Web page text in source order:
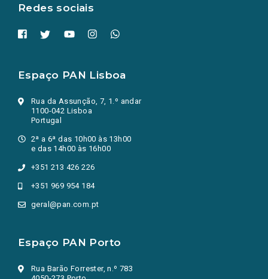
Redes sociais
Espaço PAN Lisboa
Rua da Assunção, 7, 1.º andar
1100-042 Lisboa
Portugal
2ª a 6ª das 10h00 às 13h00
e das 14h00 às 16h00
+351 213 426 226
+351 969 954 184
geral@pan.com.pt
Espaço PAN Porto
Rua Barão Forrester, n.º 783